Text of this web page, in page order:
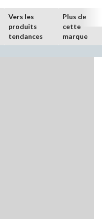
Vers les
produits
tendances
Plus de
cette
marque